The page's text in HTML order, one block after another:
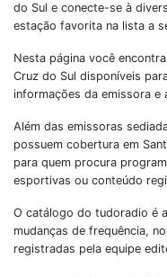
do Sul e conecte-se à
estação favorita na lista a
Nesta página você
Cruz do Sul disponíveis
informações da emissora e
Além das emissoras
possuem cobertura em
para quem procura
esportivas ou conteúdo
O catálogo do tudoradio é
mudanças de frequência,
registradas pela equipe